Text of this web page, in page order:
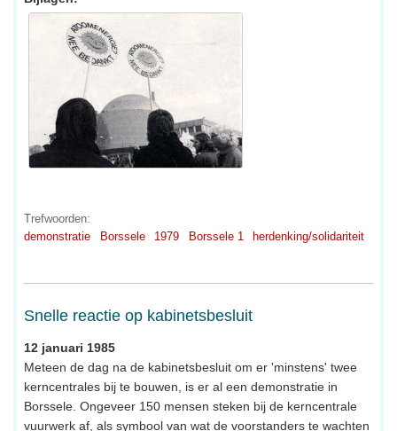
Trefwoorden:
demonstratie
Borssele 1979 Borssele 1 herdenking/solidariteit
Snelle reactie op kabinetsbesluit
12 januari 1985
Meteen de dag na de kabinetsbesluit om er 'minstens' twee
kerncentrales bij te bouwen, is er al een demonstratie in
Borssele. Ongeveer 150 mensen steken bij de kerncentrale
vuurwerk af, als symbool van wat de voorstanders te wachten